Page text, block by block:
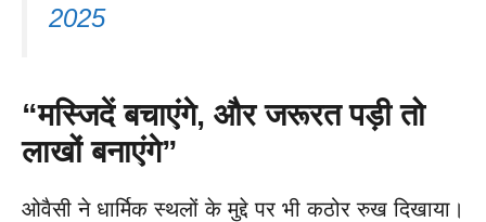
2025
“मस्जिदें बचाएंगे, और जरूरत पड़ी तो
लाखों बनाएंगे”
ओवैसी ने धार्मिक स्थलों के मुद्दे पर भी कठोर रुख दिखाया।